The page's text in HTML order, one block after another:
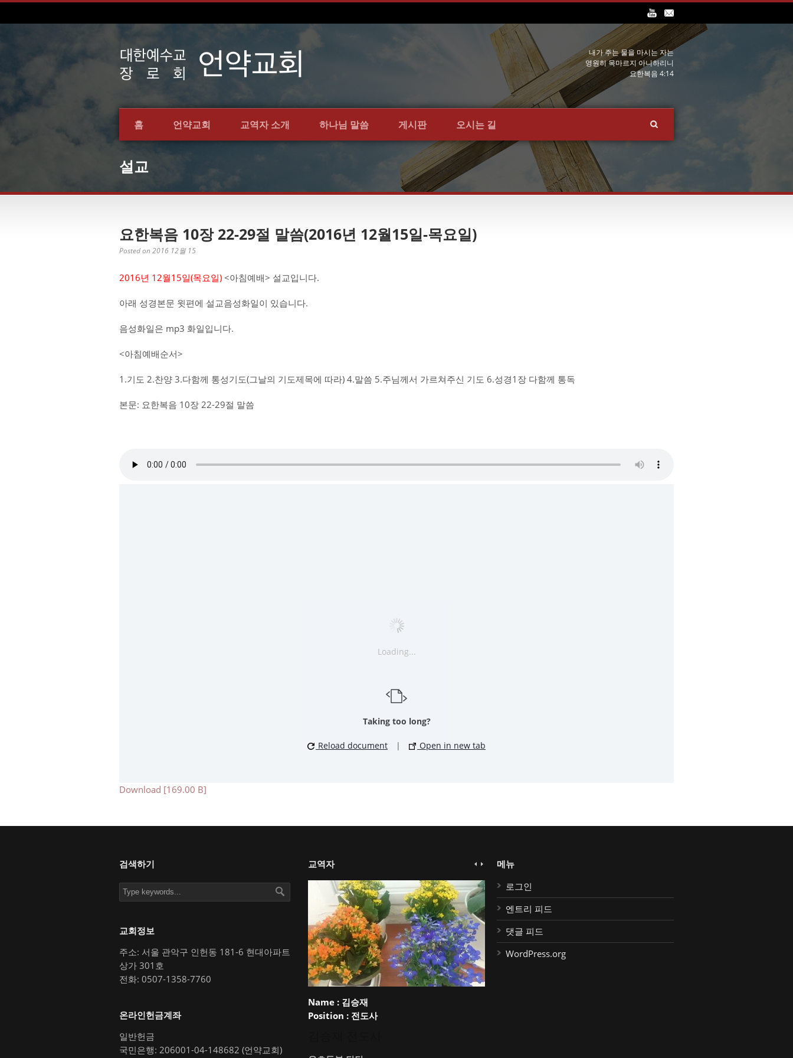
내가 주는 물을 마시는 자는
영원히 목마르지 아니하리니
요한복음 4:14
홈 언약교회 교역자 소개 하나님 말씀 게시판 오시는 길
설교
요한복음 10장 22-29절 말씀(2016년 12월15일-목요일)
Posted on 2016 12월 15
2016년 12월15일(목요일) <아침예배> 설교입니다.
아래 성경본문 윗편에 설교음성화일이 있습니다.
음성화일은 mp3 화일입니다.
<아침예배순서>
1.기도 2.찬양 3.다함께 통성기도(그날의 기도제목에 따라) 4.말씀 5.주님께서 가르쳐주신 기도 6.성경1장 다함께 통독
본문: 요한복음 10장 22-29절 말씀
Loading...
Taking too long?
Reload document | Open in new tab
Download [169.00 B]
검색하기
교회정보
주소: 서울 관악구 인헌동 181-6 현대아파트
상가 301호
전화: 0507-1358-7760
온라인헌금계좌
일반헌금
국민은행: 206001-04-148682 (언약교회)
교역자
Name :김승재
Position :전도사
메뉴
로그인
엔트리 피드
댓글 피드
WordPress.org